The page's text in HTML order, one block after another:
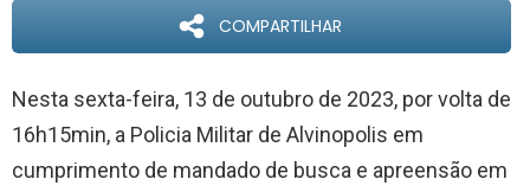
COMPARTILHAR
Nesta sexta-feira, 13 de outubro de 2023, por volta de
16h15min, a Policia Militar de Alvinopolis em
cumprimento de mandado de busca e apreensão em